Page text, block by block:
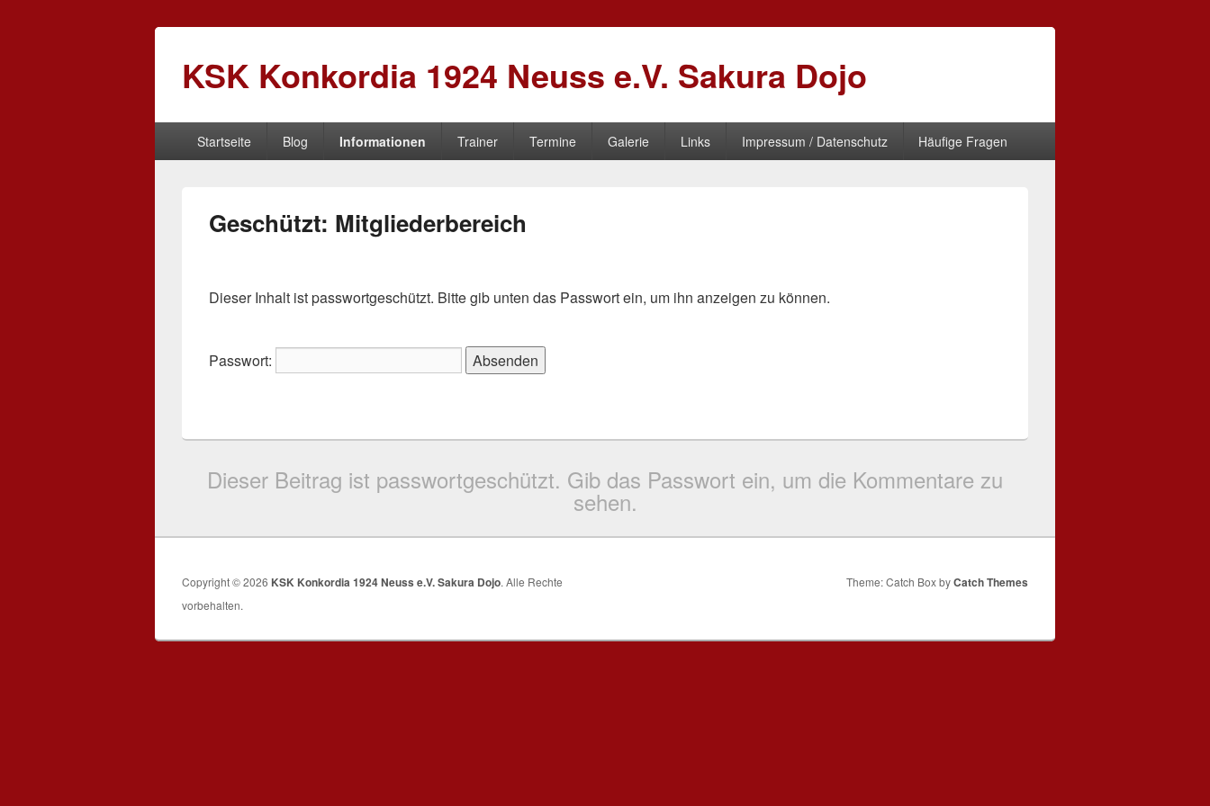
KSK Konkordia 1924 Neuss e.V. Sakura Dojo
Startseite Blog Informationen Trainer Termine Galerie Links Impressum / Datenschutz Häufige Fragen
Geschützt: Mitgliederbereich
Dieser Inhalt ist passwortgeschützt. Bitte gib unten das Passwort ein, um ihn anzeigen zu können.
Passwort:
Dieser Beitrag ist passwortgeschützt. Gib das Passwort ein, um die Kommentare zu
sehen.
Copyright © 2026 KSK Konkordia 1924 Neuss e.V. Sakura Dojo. Alle Rechte
vorbehalten.
Theme: Catch Box byCatch Themes